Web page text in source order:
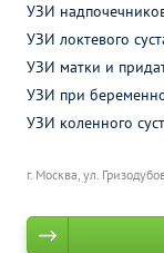
г. Москва, ул.
УЗИ
УЗИ локтевого
УЗИ матки и
УЗИ при
УЗИ коленного